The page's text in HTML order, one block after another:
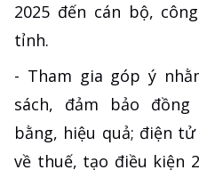
2025 đến cán bộ,
tỉnh.
- Tham gia góp ý
sách, đảm bảo
bằng, hiệu quả; điện
về thuế, tạo điều kiện